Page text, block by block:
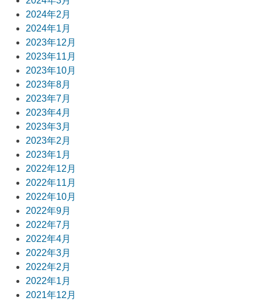
2024年2月
2024年1月
2023年12月
2023年11月
2023年10月
2023年8月
2023年7月
2023年4月
2023年3月
2023年2月
2023年1月
2022年12月
2022年11月
2022年10月
2022年9月
2022年7月
2022年4月
2022年3月
2022年2月
2022年1月
2021年12月